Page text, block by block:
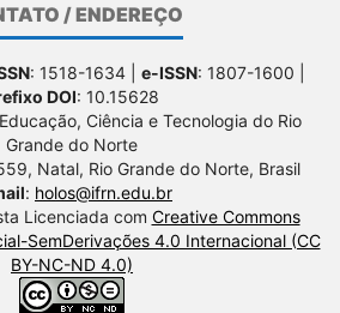
/ ENDEREÇO
: 1518-1634 | e-ISSN: 1807-1600 |
DOI: 10.15628
Ciência e Tecnologia do Rio
Grande do Norte
Natal, Rio Grande do Norte, Brasil
: holos@ifrn.edu.br
Licenciada com Creative Commons
SemDerivações 4.0 Internacional (CC
BY-NC-ND 4.0)